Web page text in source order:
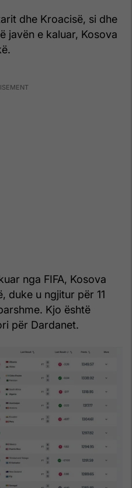
dhe Kroacisë, si dhe
javën e kaluar, Kosova
nga FIFA, Kosova
duke u ngjitur për 11
Kjo është
për Dardanet.